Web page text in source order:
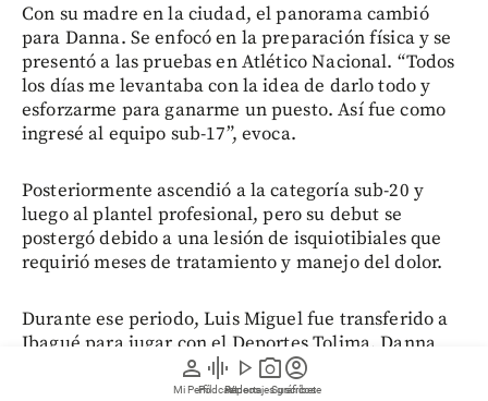
person
Mi Perfil
graphic_eq
Pódcast
play_arrow
Videos
photo_camera
Reportajes gráficos
account_circle
Suscríbete
Con su madre en la ciudad, el panorama cambió
para Danna. Se enfocó en la preparación física y se
presentó a las pruebas en Atlético Nacional. “Todos
los días me levantaba con la idea de darlo todo y
esforzarme para ganarme un puesto. Así fue como
ingresé al equipo sub-17”, evoca.
Posteriormente ascendió a la categoría sub-20 y
luego al plantel profesional, pero su debut se
postergó debido a una lesión de isquiotibiales que
requirió meses de tratamiento y manejo del dolor.
Durante ese periodo, Luis Miguel fue transferido a
Ibagué para jugar con el Deportes Tolima. Danna
destaca que la ausencia se sintió con fuerza en el
hogar, pues considera a su hermano no solo el